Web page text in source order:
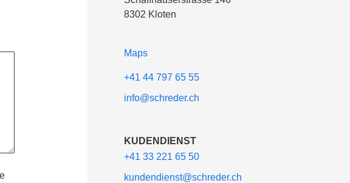
8302 Kloten
Maps
+41 44 797 65 55
info@schreder.ch
KUDENDIENST
+41 33 221 65 50
kundendienst@schreder.ch